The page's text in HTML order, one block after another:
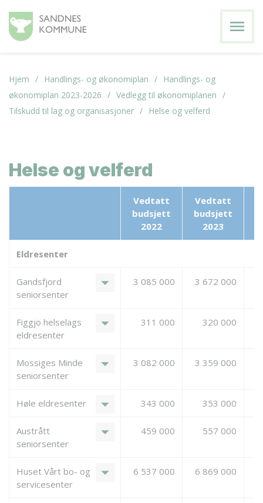
menu
Hjem Handlings- og økonomiplan
Handlings- og
økonomiplan 2023-2026
Vedlegg til økonomiplanen
Tilskudd til lag og organisasjoner
Helse og velferd
Helse og velferd
Vedtatt
budsjett
2022
Vedtatt
budsjett
2023
Eldresenter
Gandsfjord
seniorsenter
arrow_drop_down 3 085 000 3 672 000
Figgjo helselags
eldresenter
arrow_drop_down 311 000 320 000
Mossiges Minde
seniorsenter
arrow_drop_down 3 082 000 3 359 000
Høle eldresenter arrow_drop_down 343 000 353 000
Austrått
seniorsenter
arrow_drop_down 459 000 557 000
Huset Vårt bo- og
servicesenter
arrow_drop_down 6 537 000 6 869 000